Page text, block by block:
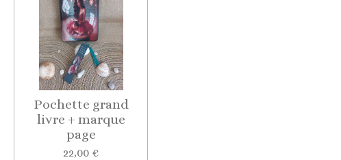
Pochette grand
livre + marque
page
22,00 €